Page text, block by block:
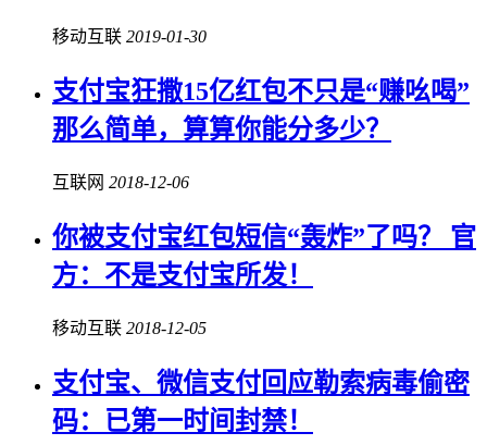
移动互联 2019-01-30
支付宝狂撒15亿红包不只是“赚吆喝”
那么简单，算算你能分多少？
互联网 2018-12-06
你被支付宝红包短信“轰炸”了吗？ 官
方：不是支付宝所发！
移动互联 2018-12-05
支付宝、微信支付回应勒索病毒偷密
码：已第一时间封禁！